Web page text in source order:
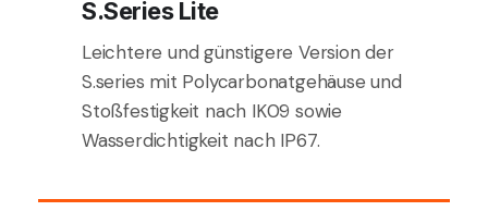
S.Series Lite
Leichtere und günstigere Version der
S.series mit Polycarbonatgehäuse und
Stoßfestigkeit nach IK09 sowie
Wasserdichtigkeit nach IP67.